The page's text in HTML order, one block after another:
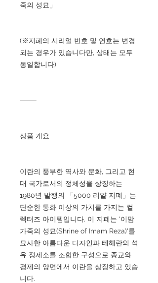
죽의 성묘」
(※지폐의 시리얼 번호 및 연호는 변경
되는 경우가 있습니다만, 상태는 모두
동일합니다)
⸻
상품 개요
이란의 풍부한 역사와 문화, 그리고 현
대 국가로서의 정체성을 상징하는
1980년 발행의 「5000 리얄 지폐」는
단순한 통화 이상의 가치를 가지는 컬
렉터즈 아이템입니다. 이 지폐는 '이맘
가죽의 성묘(Shrine of Imam Reza)'를
묘사한 아름다운 디자인과 테헤란의 석
유 정제소를 조합한 구성으로 종교와
경제의 양면에서 이란을 상징하고 있습
니다.